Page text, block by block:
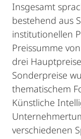
Insgesamt
bestehend aus
institutionellen
Preissumme
drei
Sonderpreise
thematischem
Künstliche
verschiedenen